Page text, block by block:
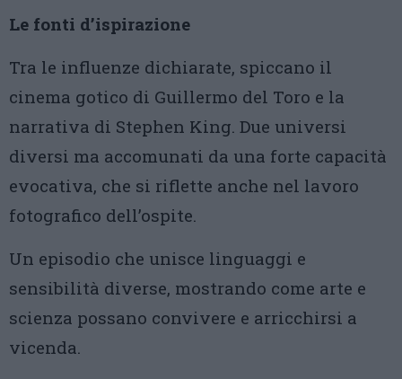
Le fonti d’ispirazione
Tra le influenze dichiarate, spiccano il
cinema gotico di Guillermo del Toro e la
narrativa di Stephen King. Due universi
diversi ma accomunati da una forte capacità
evocativa, che si riflette anche nel lavoro
fotografico dell’ospite.
Un episodio che unisce linguaggi e
sensibilità diverse, mostrando come arte e
scienza possano convivere e arricchirsi a
vicenda.